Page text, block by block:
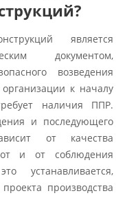
является
документом,
возведения
организации к началу
наличия ППР.
и последующего
от качества
и от соблюдения
устанавливается,
производства